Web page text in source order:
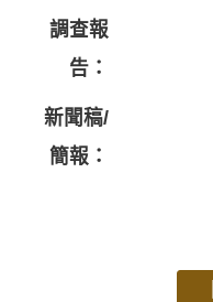
調查報
告：
新聞稿/
簡報：